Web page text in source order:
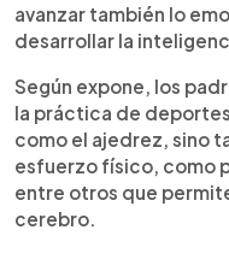
avanzar también lo
desarrollar la
Según expone, los
la práctica de
como el ajedrez, sino
esfuerzo físico, como
entre otros que
cerebro.